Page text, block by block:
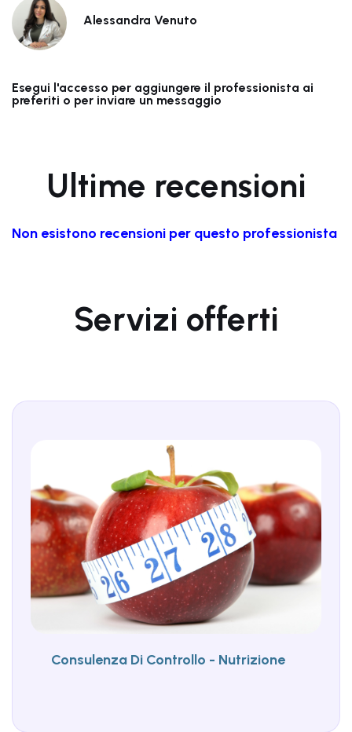
Alessandra Venuto
Esegui l'accesso per aggiungere il professionista ai
preferiti o per inviare un messaggio
Ultime recensioni
Non esistono recensioni per questo professionista
Servizi offerti
Consulenza Di Controllo - Nutrizione